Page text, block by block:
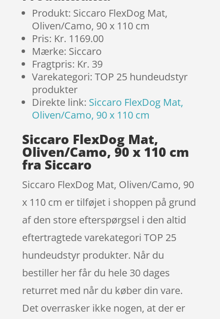
Produkt: Siccaro FlexDog Mat,
Oliven/Camo, 90 x 110 cm
Pris: Kr. 1169.00
Mærke: Siccaro
Fragtpris: Kr. 39
Varekategori: TOP 25 hundeudstyr
produkter
Direkte link: Siccaro FlexDog Mat,
Oliven/Camo, 90 x 110 cm
Siccaro FlexDog Mat,
Oliven/Camo, 90 x 110 cm
fra Siccaro
Siccaro FlexDog Mat, Oliven/Camo, 90
x 110 cm er tilføjet i shoppen på grund
af den store efterspørgsel i den altid
eftertragtede varekategori TOP 25
hundeudstyr produkter. Når du
bestiller her får du hele 30 dages
returret med når du køber din vare.
Det overrasker ikke nogen, at der er